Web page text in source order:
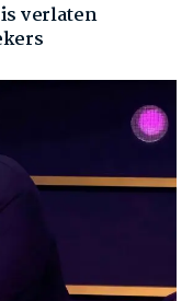
verlaten